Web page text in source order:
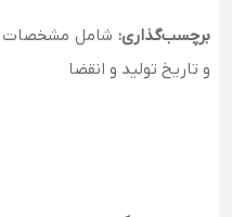
برچسب‌گذاری: شامل مشخصات
و تاریخ تولید و انقضا